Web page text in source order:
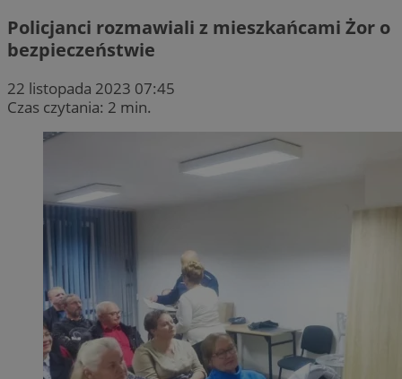
Policjanci rozmawiali z mieszkańcami Żor o
bezpieczeństwie
22 listopada 2023 07:45
Czas czytania: 2 min.